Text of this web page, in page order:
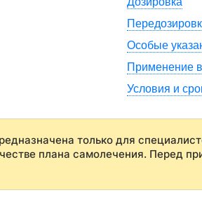
Особые
Применение
Условия и
только для
плана самолечения. Перед